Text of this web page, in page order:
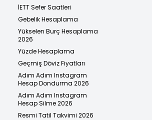
İETT Sefer Saatleri
Gebelik Hesaplama
Yükselen Burç Hesaplama
2026
Yüzde Hesaplama
Geçmiş Döviz Fiyatları
Adım Adım Instagram
Hesap Dondurma 2026
Adım Adım Instagram
Hesap Silme 2026
Resmi Tatil Takvimi 2026